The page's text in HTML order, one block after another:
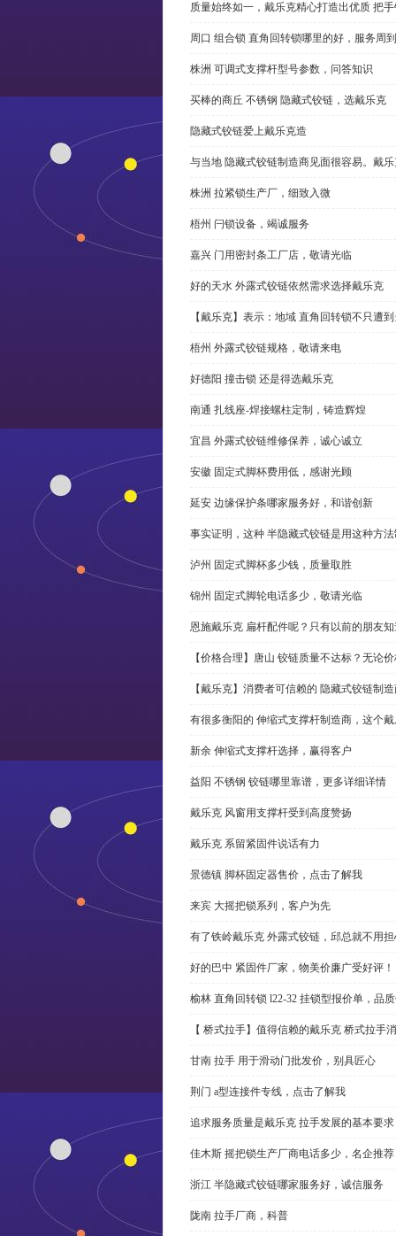
质量始终如一，戴乐克精心打造出优质 把
周口 组合锁 直角回转锁哪里的好，服务周到
株洲 可调式支撑杆型号参数，问答知识
买棒的商丘 不锈钢 隐藏式铰链，选戴乐克
隐藏式铰链爱上戴乐克造
与当地 隐藏式铰链制造商见面很容易。戴
株洲 拉紧锁生产厂，细致入微
梧州 闩锁设备，竭诚服务
嘉兴 门用密封条工厂店，敬请光临
好的天水 外露式铰链依然需求选择戴乐克
【戴乐克】表示：地域 直角回转锁不只遭
梧州 外露式铰链规格，敬请来电
好德阳 撞击锁 还是得选戴乐克
南通 扎线座-焊接螺柱定制，铸造辉煌
宜昌 外露式铰链维修保养，诚心诚立
安徽 固定式脚杯费用低，感谢光顾
延安 边缘保护条哪家服务好，和谐创新
事实证明，这种 半隐藏式铰链是用这种方
泸州 固定式脚杯多少钱，质量取胜
锦州 固定式脚轮电话多少，敬请光临
恩施戴乐克 扁杆配件呢？只有以前的朋友
【价格合理】唐山 铰链质量不达标？无论
【戴乐克】消费者可信赖的 隐藏式铰链制
有很多衡阳的 伸缩式支撑杆制造商，这个
新余 伸缩式支撑杆选择，赢得客户
益阳 不锈钢 铰链哪里靠谱，更多详细详情
戴乐克 风窗用支撑杆受到高度赞扬
戴乐克 系留紧固件说话有力
景德镇 脚杯固定器售价，点击了解我
来宾 大摇把锁系列，客户为先
有了铁岭戴乐克 外露式铰链，邱总就不用
好的巴中 紧固件厂家，物美价廉广受好评！
榆林 直角回转锁 l22-32 挂锁型报价单，品
【 桥式拉手】值得信赖的戴乐克 桥式拉手
甘南 拉手 用于滑动门批发价，别具匠心
荆门 a型连接件专线，点击了解我
追求服务质量是戴乐克 拉手发展的基本要求
佳木斯 摇把锁生产厂商电话多少，名企推荐
浙江 半隐藏式铰链哪家服务好，诚信服务
陇南 拉手厂商，科普